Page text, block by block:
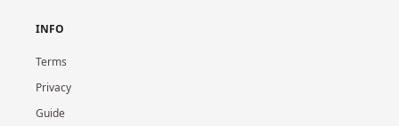
INFO
Terms
Privacy
Guide